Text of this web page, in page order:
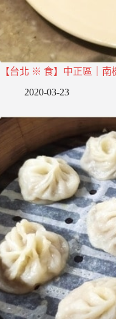
【台北 ※ 食】中正區｜
2020-03-23